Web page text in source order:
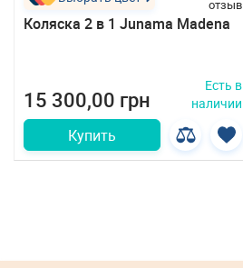
отзыв
Коляска 2 в 1 Junama Madena
15 300,00 грн
Есть в
наличии
Купить